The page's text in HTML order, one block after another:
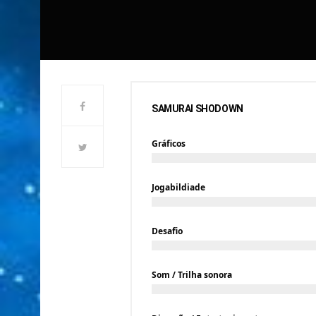
SAMURAI SHODOWN
Gráficos
Jogabildiade
Desafio
Som / Trilha sonora